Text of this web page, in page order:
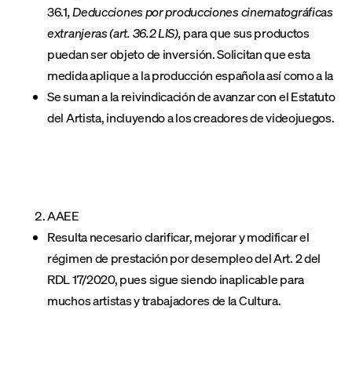
36.1, Deducciones por producciones cinematográficas
extranjeras (art. 36.2 LIS),para que sus productos
puedan ser objeto de inversión. Solicitan que esta
medida aplique a la producción española así como a la
Se suman a la reivindicación de avanzar con el Estatuto
del Artista, incluyendo a los creadores de videojuegos.
AAEE
Resulta necesario clarificar, mejorar y modificar el
régimen de prestación por desempleo del Art. 2 del
RDL 17/2020, pues sigue siendo inaplicable para
muchos artistas y trabajadores de la Cultura.